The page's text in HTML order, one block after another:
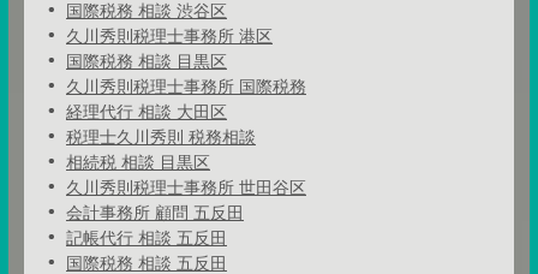
国際税務 相談 渋谷区
久川秀則税理士事務所 港区
国際税務 相談 目黒区
久川秀則税理士事務所 国際税務
経理代行 相談 大田区
税理士久川秀則 税務相談
相続税 相談 目黒区
久川秀則税理士事務所 世田谷区
会計事務所 顧問 五反田
記帳代行 相談 五反田
国際税務 相談 五反田